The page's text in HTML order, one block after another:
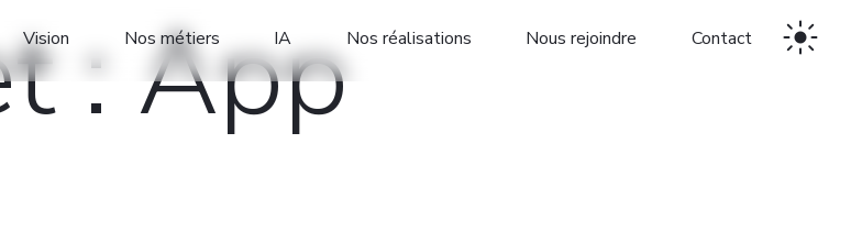
Vision Nos métiers IA Nos réalisations Nous rejoindre Contact
:App